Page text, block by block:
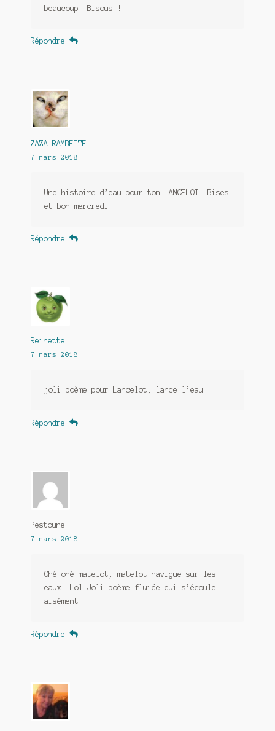
beaucoup. Bisous !
Répondre
ZAZA RAMBETTE
7 mars 2018
Une histoire d’eau pour ton LANCELOT. Bises
et bon mercredi
Répondre
Reinette
7 mars 2018
joli poème pour Lancelot, lance l’eau
Répondre
Pestoune
7 mars 2018
Ohé ohé matelot, matelot navigue sur les
eaux. Lol Joli poème fluide qui s’écoule
aisément.
Répondre